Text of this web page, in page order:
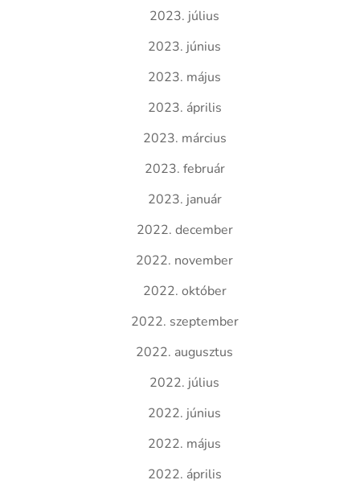
2023. július
2023. június
2023. május
2023. április
2023. március
2023. február
2023. január
2022. december
2022. november
2022. október
2022. szeptember
2022. augusztus
2022. július
2022. június
2022. május
2022. április